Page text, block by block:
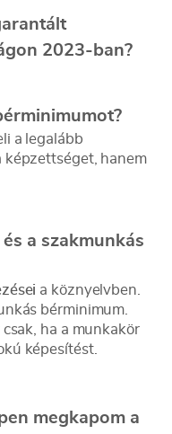
2023-ban?
a legalább
képzettséget, hanem
a szakmunkás
a köznyelvben.
bérminimum.
ha a munkakör
képesítést.
megkapom a